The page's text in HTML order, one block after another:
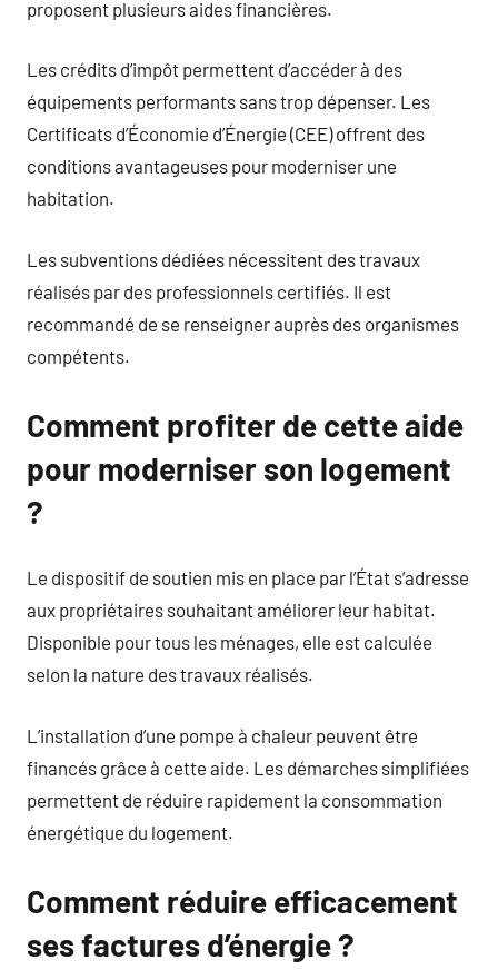
proposent plusieurs aides financières.
Les crédits d’impôt permettent d’accéder à des
équipements performants sans trop dépenser. Les
Certificats d’Économie d’Énergie (CEE) offrent des
conditions avantageuses pour moderniser une
habitation.
Les subventions dédiées nécessitent des travaux
réalisés par des professionnels certifiés. Il est
recommandé de se renseigner auprès des organismes
compétents.
Comment profiter de cette aide
pour moderniser son logement
?
Le dispositif de soutien mis en place par l’État s’adresse
aux propriétaires souhaitant améliorer leur habitat.
Disponible pour tous les ménages, elle est calculée
selon la nature des travaux réalisés.
L’installation d’une pompe à chaleur peuvent être
financés grâce à cette aide. Les démarches simplifiées
permettent de réduire rapidement la consommation
énergétique du logement.
Comment réduire efficacement
ses factures d’énergie ?